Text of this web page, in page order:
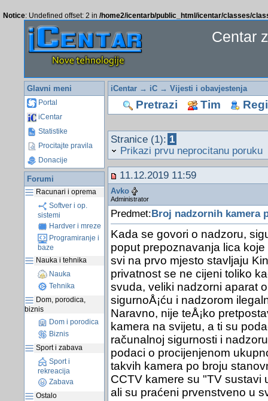
Notice: Undefined offset: 2 in /home2/icentarb/public_html/icentar/classes/
Centar
Glavni meni
Portal
iCentar
Statistike
Procitajte pravila
Donacije
Forumi
Racunari i oprema
Softver i op.
sistemi
Hardver i mreze
Programiranje i
baze
Nauka i tehnika
Nauka
Tehnika
Dom, porodica,
biznis
Dom i porodica
Biznis
Sport i zabava
Sport i
rekreacija
Zabava
Ostalo
iCentar→ iC→ Vijesti i obavjestenja
Pretrazi Tim
Stranice (1): 1
Prikazi prvu neprocitanu poruku
11.12.2019 11:59
Avko
Administrator
Predmet: Broj nadzornih kamera
Kada se govori o nadzoru,
poput prepoznavanja lica
svi na prvo mjesto stavljaju
privatnost se ne cijeni toliko
svuda, veliki nadzorni aparat
sigurnoÅ¡ću i nadzorom
Naravno, nije teÅ¡ko
kamera na svijetu, a ti su
računalnoj sigurnosti i
podaci o procijenjenom
takvih kamera po broju
CCTV kamere su "TV sustavi
ali su praćeni prvenstveno u